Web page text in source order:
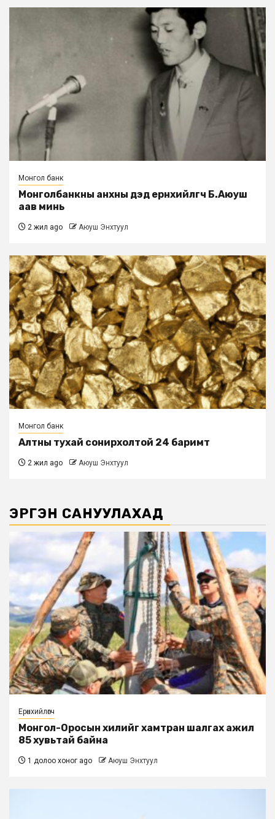
Монгол банк
Монголбанкны анхны дэд eрөнхийлөгч Б.Аюуш
аав минь
2 жил ago Аюуш Энхтуул
Монгол банк
Алтны тухай сонирхолтой 24 баримт
2 жил ago Аюуш Энхтуул
ЭРГЭН САНУУЛАХАД
Ерөнхийлөгч
Монгол-Оросын хилийг хамтран шалгах ажил
85 хувьтай байна
1 долоо хоног ago Аюуш Энхтуул